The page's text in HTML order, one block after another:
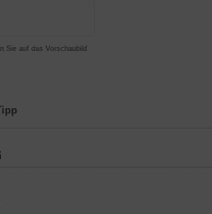
Sie auf das Vorschaubild